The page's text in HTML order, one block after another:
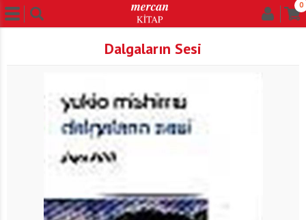
0
Dalgaların Sesi